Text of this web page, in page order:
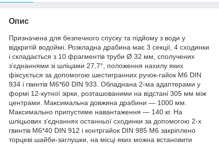
Опис
Призначена для безпечного спуску та підйому з води у
відкритій водоймі. Розкладна драбина має 3 секції, 4 сходинки
і складається з 10 фрагментів труби Ø 32 мм, сполучених
з’єднаннями зі шліцами 27,7°, положення нахилу яких
фіксується за допомогою шестигранних ручок-гайок M6 DIN
934 і гвинтів M6*60 DIN 933. Обладнана 2-ма адаптерами у
формі 12-кутної зірки, розташованими на відстані 305 мм між
центрами. Максимальна довжина драбини — 1000 мм.
Максимально припустиме навантаження — 140 кг. На
шліцьових з’єднаннях останньої сходинки за допомогою 2-х
гвинтів M6*40 DIN 912 і контргайок DIN 985 M6 закріплено
торцеві шайби-заглушки, на місці яких можна встановити